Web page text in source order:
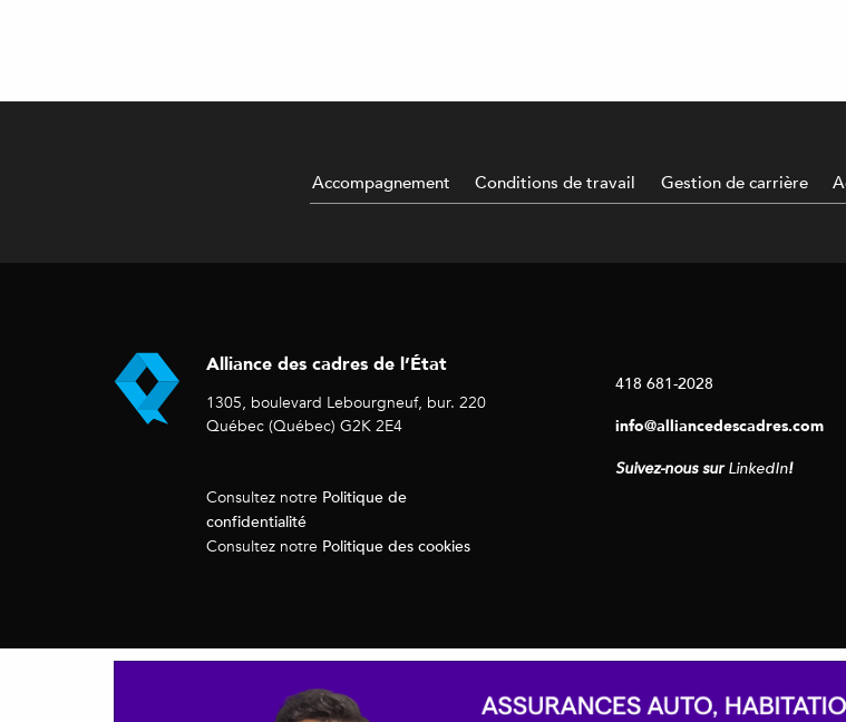
Accompagnement Conditions de travail Gestion de carrière
Alliance des cadres de l’État
1305, boulevard Lebourgneuf, bur. 220
Québec (Québec) G2K 2E4
Consultez notre Politique de
confidentialité
Consultez notre Politique des cookies
418 681-2028
info@alliancedescadres.com
Suivez-nous surLinkedIn!